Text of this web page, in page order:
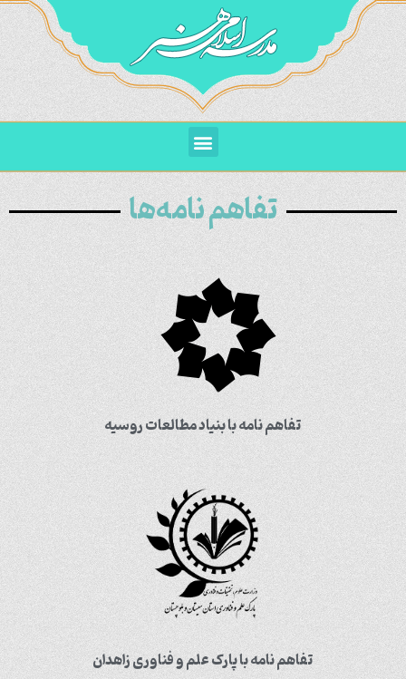
تفاهم نامه‌ها
تفاهم نامه با بنیاد مطالعات روسیه
تفاهم نامه با پارک علم و فناوری زاهدان